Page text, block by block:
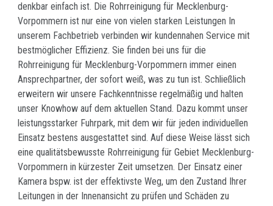
denkbar einfach ist. Die Rohrreinigung für Mecklenburg-
Vorpommern ist nur eine von vielen starken Leistungen In
unserem Fachbetrieb verbinden wir kundennahen Service mit
bestmöglicher Effizienz. Sie finden bei uns für die
Rohrreinigung für Mecklenburg-Vorpommern immer einen
Ansprechpartner, der sofort weiß, was zu tun ist. Schließlich
erweitern wir unsere Fachkenntnisse regelmäßig und halten
unser Knowhow auf dem aktuellen Stand. Dazu kommt unser
leistungsstarker Fuhrpark, mit dem wir für jeden individuellen
Einsatz bestens ausgestattet sind. Auf diese Weise lässt sich
eine qualitätsbewusste Rohrreinigung für Gebiet Mecklenburg-
Vorpommern in kürzester Zeit umsetzen. Der Einsatz einer
Kamera bspw. ist der effektivste Weg, um den Zustand Ihrer
Leitungen in der Innenansicht zu prüfen und Schäden zu